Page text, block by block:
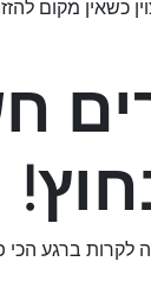
כשאין מקום
ברגע הכי